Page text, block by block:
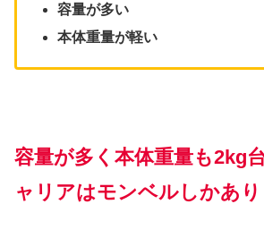
容量が多い
本体重量が軽い
容量が多く本体重量も2kg
ャリアはモンベルしかあり